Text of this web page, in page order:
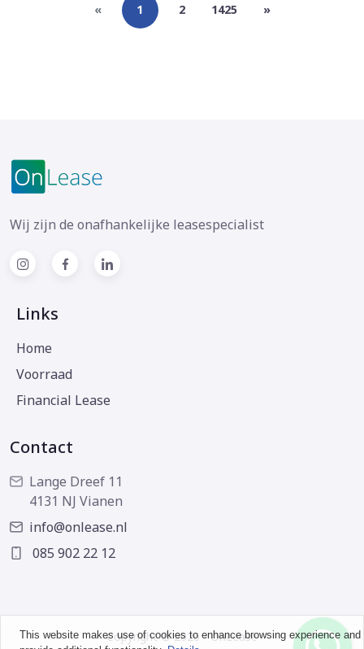
« 1 2 1425 »
Wij zijn de onafhankelijke leasespecialist
Links
Home
Voorraad
Financial Lease
Contact
Lange Dreef 11
4131 NJ Vianen
info@onlease.nl
085 902 22 12
Copyright © 2026 - OnLease
This website makes use of cookies to enhance browsing experience and